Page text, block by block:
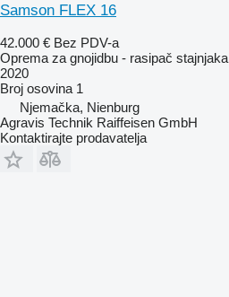
Samson FLEX 16
42.000 € Bez PDV-a
Oprema za gnojidbu - rasipač stajnjaka
2020
Broj osovina 1
Njemačka, Nienburg
Agravis Technik Raiffeisen GmbH
Kontaktirajte prodavatelja